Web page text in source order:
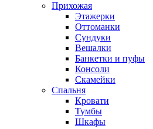
Прихожая
Этажерки
Оттоманки
Сундуки
Вешалки
Банкетки и пуфы
Консоли
Скамейки
Спальня
Кровати
Тумбы
Шкафы